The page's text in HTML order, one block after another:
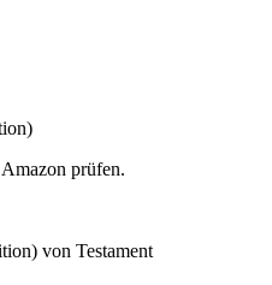
prüfen.
von Testament